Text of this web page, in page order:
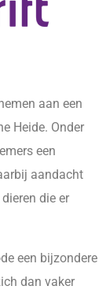
aan een
Heide. Onder
een
aandacht
die er
een bijzondere
dan vaker